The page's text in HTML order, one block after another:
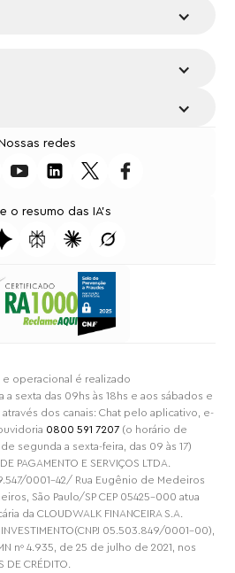
Nossas redes
o resumo das IA's
operacional é realizado
sexta das 09hs às 18hs e aos sábados e
dos canais: Chat pelo aplicativo, e-
0800 591 7207 (o horário de
segunda a sexta-feira, das 09 às 17)
PAGAMENTO E SERVIÇOS LTDA.
0001-42/ Rua Eugênio de Medeiros
São Paulo/SP CEP 05425-000 atua
da CLOUDWALK FINANCEIRA S.A.
INVESTIMENTO(CNPJ 05.503.849/0001-00),
nº 4.935, de 25 de julho de 2021, nos
CRÉDITO.